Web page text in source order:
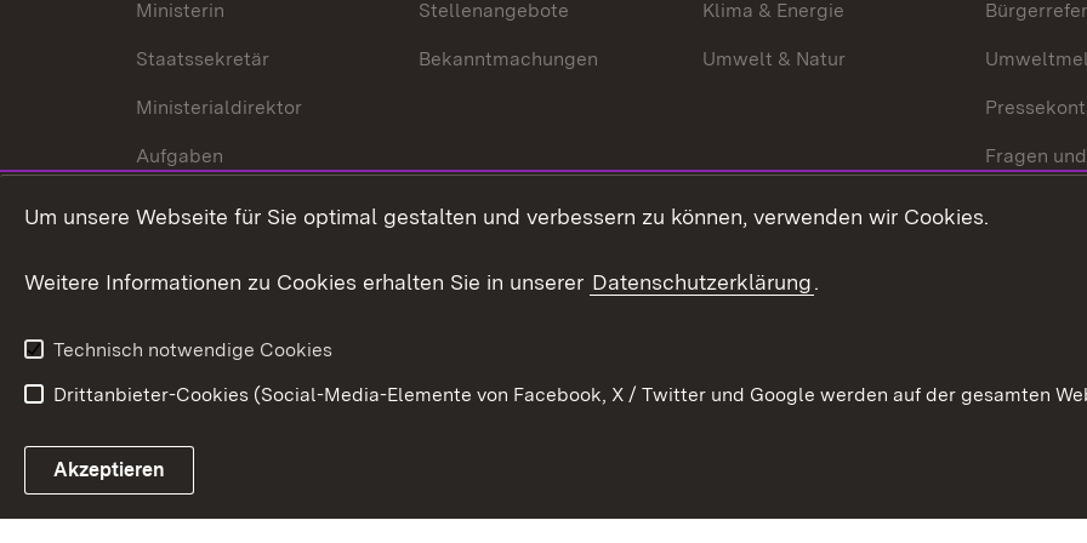
Ministerin
Staatssekretär
Ministerialdirektor
Aufgaben
Internationale
Stellenangebote
Bekanntmachungen
Klima & Energie
Umwelt & Natur
Fragen
Link zum Landesportal
Um unsere Webseite für Sie optimal gestalten und verbessern zu können, verwenden wir Cookies.
Weitere Informationen zu Cookies erhalten Sie in unserer Datenschutzerklärung.
Technisch notwendige Cookies
Drittanbieter-Cookies (Social-Media-Elemente von Facebook, X / Twitter und Google werden auf der gesamten
Akzeptieren